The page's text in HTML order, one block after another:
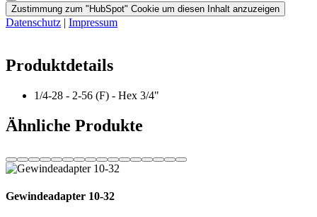
Zustimmung zum "HubSpot" Cookie um diesen Inhalt anzuzeigen
Datenschutz | Impressum
Produktdetails
1/4-28 - 2-56 (F) - Hex 3/4"
Ähnliche Produkte
Gewindeadapter 10-32